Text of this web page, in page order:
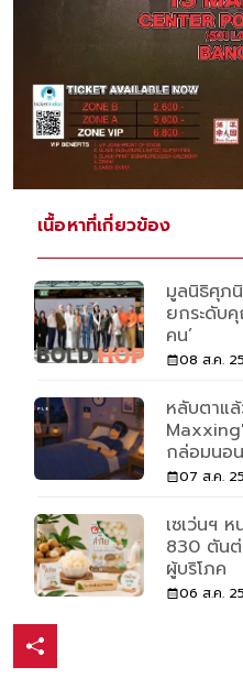
เนื้อหาที่เกี่ยวข้อง
มูลนิธิศุภ
ยกระดับ
คน’
08 ส.ค.
หลับตาแ
Maxxing'
กล่อมนอ
07 ส.ค.
เซเว่นฯ
830 ตัน
ผู้บริโภค
06 ส.ค.